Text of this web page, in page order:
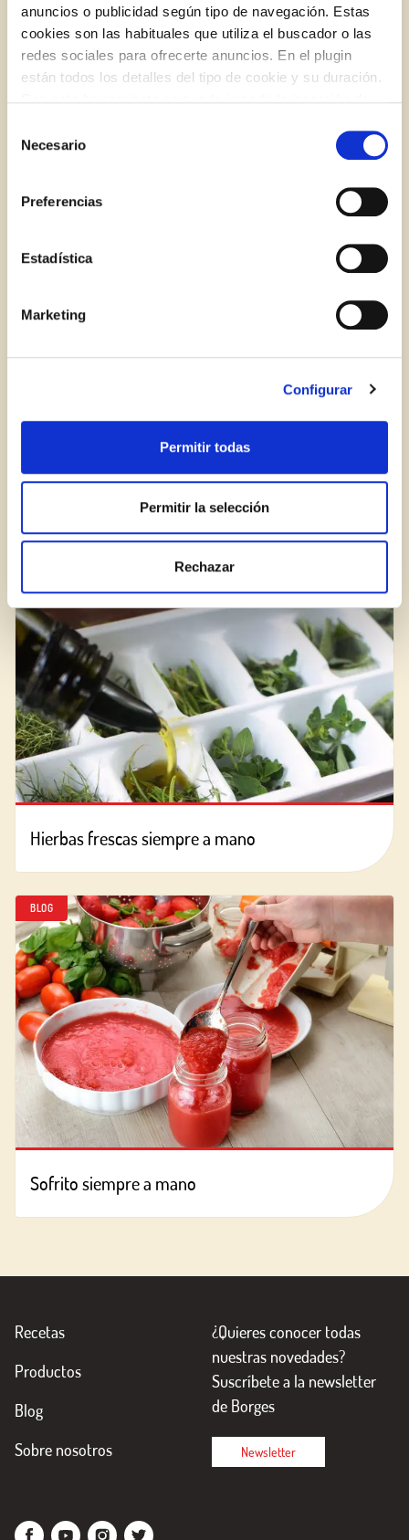
anuncios o publicidad según tipo de navegación. Estas
cookies son las habituales que utiliza el buscador o las
redes sociales para ofrecerte anuncios. En el plugin
están todos los detalles del tipo de cookie y su duración.
la web aparece cómo evitar las cookies en el navegador.
Si se desea ver otra vez esta notificación navegar en
privado y aparecerá de nuevo. Le informamos que aún
no habiendo aceptado las cookies de analytics, Google
identifican de ninguna forma.
Necesario
Preferencias
Estadística
Marketing
Configurar
Permitir todas
Permitir la selección
Rechazar
¿Te sobra pasta? ¡No la guardes con la salsa!
Hierbas frescas siempre a mano
BLOG
Sofrito siempre a mano
Recetas
Productos
Blog
Sobre nosotros
¿Quieres conocer todas
nuestras novedades?
Suscríbete a la newsletter
de Borges
Newsletter
Log in with Google